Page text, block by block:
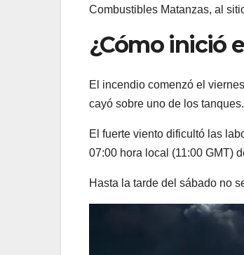
Combustibles Matanzas, al
¿Cómo inició
El incendio comenzó el
cayó sobre uno de los tanques.
El fuerte viento dificultó las
07:00 hora local (11:00 GMT)
Hasta la tarde del sábado no